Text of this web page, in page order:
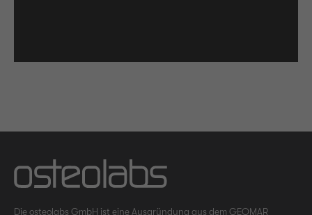
Die osteolabs GmbH ist eine Ausgründung aus dem GEOMAR